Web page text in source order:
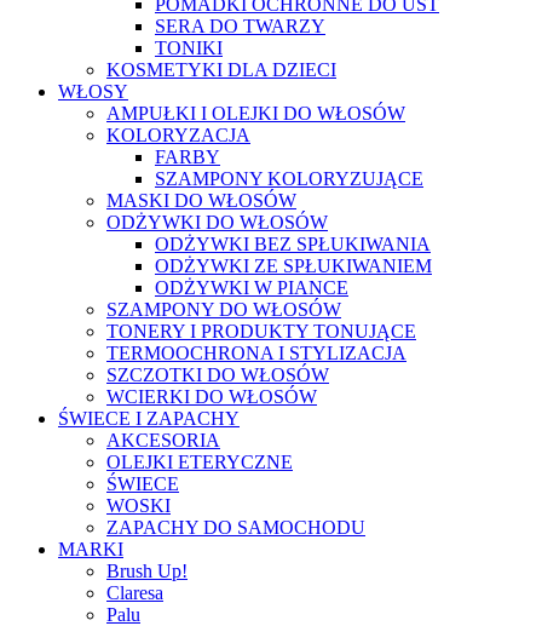
SERA DO TWARZY
TONIKI
KOSMETYKI DLA DZIECI
WŁOSY
AMPUŁKI I OLEJKI DO WŁOSÓW
KOLORYZACJA
FARBY
SZAMPONY KOLORYZUJĄCE
MASKI DO WŁOSÓW
ODŻYWKI DO WŁOSÓW
ODŻYWKI BEZ SPŁUKIWANIA
ODŻYWKI ZE SPŁUKIWANIEM
ODŻYWKI W PIANCE
SZAMPONY DO WŁOSÓW
TONERY I PRODUKTY TONUJĄCE
TERMOOCHRONA I STYLIZACJA
SZCZOTKI DO WŁOSÓW
WCIERKI DO WŁOSÓW
ŚWIECE I ZAPACHY
AKCESORIA
OLEJKI ETERYCZNE
ŚWIECE
WOSKI
ZAPACHY DO SAMOCHODU
MARKI
Brush Up!
Claresa
Palu